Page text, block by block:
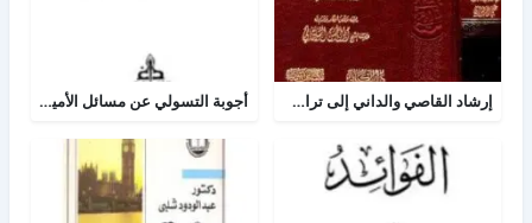
إرشاد القاصي والداني إلى تراجم شيوخ الطبراني أجوبة التسولي عن مسائل الأمير عبد القادر في الجهاد